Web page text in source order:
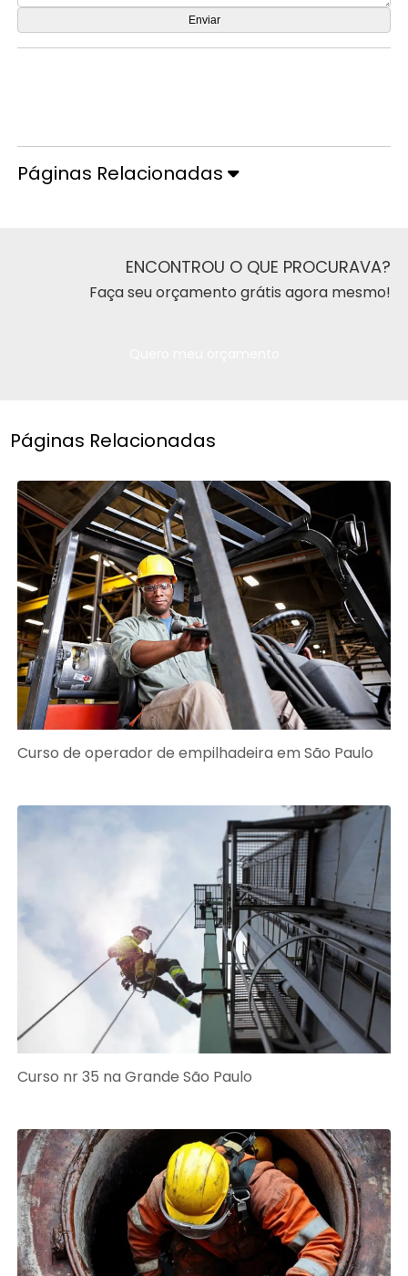
Páginas Relacionadas
ENCONTROU O QUE PROCURAVA?
Faça seu orçamento grátis agora mesmo!
Páginas Relacionadas
Curso de operador de empilhadeira em São Paulo
Curso nr 35 na Grande São Paulo